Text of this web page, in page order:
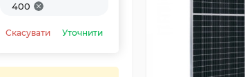
400
Скасувати Уточнити